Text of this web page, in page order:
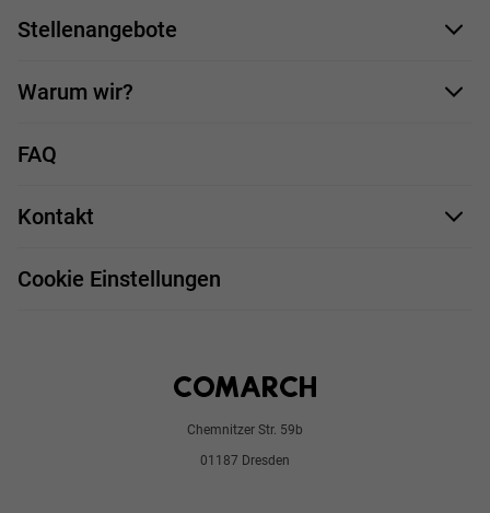
Chemnitzer Str. 59b
01187 Dresden
Stellenangebote
Bewerbungsformular
Warum wir?
Stellenprofile
Bewerbungsprozess
FAQ
Kontakt
Impressum
Cookie Einstellungen